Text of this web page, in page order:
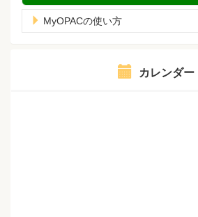
MyOPACの使い方
カレンダー